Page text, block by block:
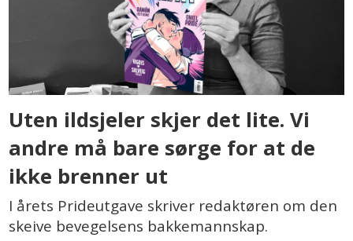
Uten ildsjeler skjer det lite. Vi
andre må bare sørge for at de
ikke brenner ut
I årets Prideutgave skriver redaktøren om den
skeive bevegelsens bakkemannskap.